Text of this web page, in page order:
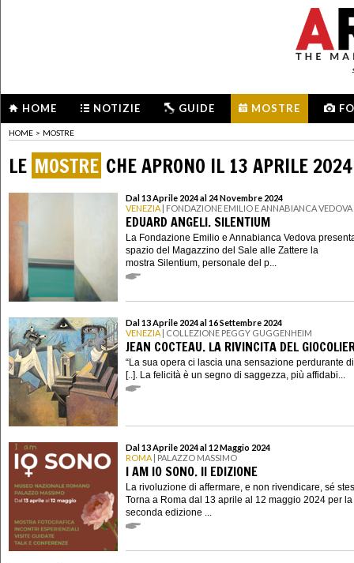
HOME NOTIZIE GUIDE MOSTRE
HOME > MOSTRE
LE MOSTRE CHE APRONO IL 13 APRILE 2024
Dal 13 Aprile 2024 al 24 Novembre 2024
VENEZIA | FONDAZIONE EMILIO E ANNABIANCA VEDOVA
EDUARD ANGELI. SILENTIUM
La Fondazione Emilio e Annabianca Vedova
spazio del Magazzino del Sale alle Zattere la
mostra Silentium, personale del p...
Dal 13 Aprile 2024 al 16 Settembre 2024
VENEZIA | COLLEZIONE PEGGY GUGGENHEIM
JEAN COCTEAU. LA RIVINCITA DEL
“La sua opera ci lascia una sensazione perdurante
[..]. La felicità è un segno di saggezza, più affidabi...
Dal 13 Aprile 2024 al 12 Maggio 2024
ROMA | PALAZZO MASSIMO
I AM IO SONO. II EDIZIONE
La rivoluzione di affermare, e non rivendicare, sé
Torna a Roma dal 13 aprile al 12 maggio 2024 per la
seconda edizione ...